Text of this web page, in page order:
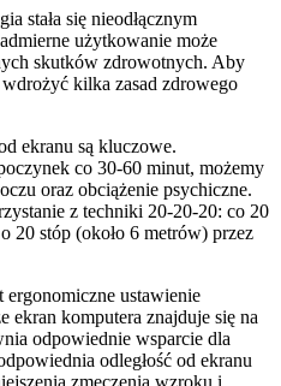
stała się nieodłącznym
użytkowanie może
skutków zdrowotnych. Aby
kilka zasad zdrowego
ekranu są kluczowe.
co 30-60 minut, możemy
oraz obciążenie psychiczne.
z techniki 20-20-20: co 20
20 stóp (około 6 metrów) przez
ustawienie
ekran komputera znajduje się na
odpowiednie wsparcie dla
odległość od ekranu